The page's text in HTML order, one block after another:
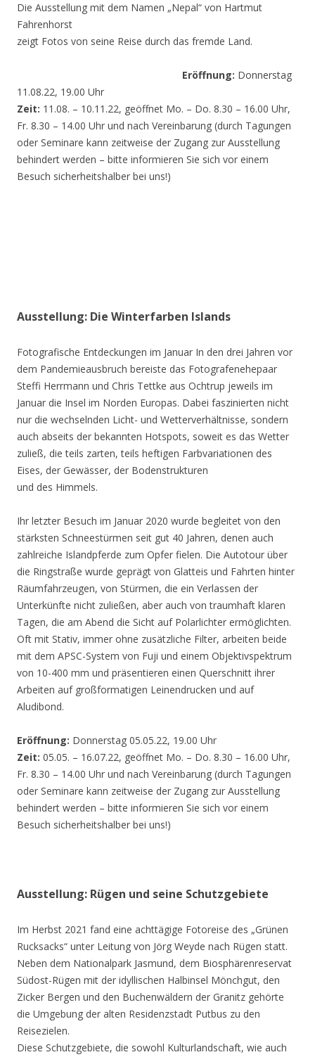
Die Ausstellung mit dem Namen „Nepal“ von Hartmut
Fahrenhorst
zeigt Fotos von seine Reise durch das fremde Land.
Eröffnung: Donnerstag
11.08.22, 19.00 Uhr
Zeit: 11.08. – 10.11.22, geöffnet Mo. – Do. 8.30 – 16.00 Uhr,
Fr. 8.30 – 14.00 Uhr und nach Vereinbarung (durch Tagungen
oder Seminare kann zeitweise der Zugang zur Ausstellung
behindert werden – bitte informieren Sie sich vor einem
Besuch sicherheitshalber bei uns!)
Ausstellung: Die Winterfarben Islands
Fotografische Entdeckungen im Januar In den drei Jahren vor
dem Pandemieausbruch bereiste das Fotografenehepaar
Steffi Herrmann und Chris Tettke aus Ochtrup jeweils im
Januar die Insel im Norden Europas. Dabei faszinierten nicht
nur die wechselnden Licht- und Wetterverhältnisse, sondern
auch abseits der bekannten Hotspots, soweit es das Wetter
zuließ, die teils zarten, teils heftigen Farbvariationen des
Eises, der Gewässer, der Bodenstrukturen
und des Himmels.
Ihr letzter Besuch im Januar 2020 wurde begleitet von den
stärksten Schneestürmen seit gut 40 Jahren, denen auch
zahlreiche Islandpferde zum Opfer fielen. Die Autotour über
die Ringstraße wurde geprägt von Glatteis und Fahrten hinter
Räumfahrzeugen, von Stürmen, die ein Verlassen der
Unterkünfte nicht zuließen, aber auch von traumhaft klaren
Tagen, die am Abend die Sicht auf Polarlichter ermöglichten.
Oft mit Stativ, immer ohne zusätzliche Filter, arbeiten beide
mit dem APSC-System von Fuji und einem Objektivspektrum
von 10-400 mm und präsentieren einen Querschnitt ihrer
Arbeiten auf großformatigen Leinendrucken und auf
Aludibond.
Eröffnung: Donnerstag 05.05.22, 19.00 Uhr
Zeit: 05.05. – 16.07.22, geöffnet Mo. – Do. 8.30 – 16.00 Uhr,
Fr. 8.30 – 14.00 Uhr und nach Vereinbarung (durch Tagungen
oder Seminare kann zeitweise der Zugang zur Ausstellung
behindert werden – bitte informieren Sie sich vor einem
Besuch sicherheitshalber bei uns!)
Ausstellung: Rügen und seine Schutzgebiete
Im Herbst 2021 fand eine achttägige Fotoreise des „Grünen
Rucksacks“ unter Leitung von Jörg Weyde nach Rügen statt.
Neben dem Nationalpark Jasmund, dem Biosphärenreservat
Südost-Rügen mit der idyllischen Halbinsel Mönchgut, den
Zicker Bergen und den Buchenwäldern der Granitz gehörte
die Umgebung der alten Residenzstadt Putbus zu den
Reisezielen.
Diese Schutzgebiete, die sowohl Kulturlandschaft, wie auch